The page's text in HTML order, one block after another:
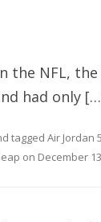
NFL, the
had only
tagged Air Jordan
on December